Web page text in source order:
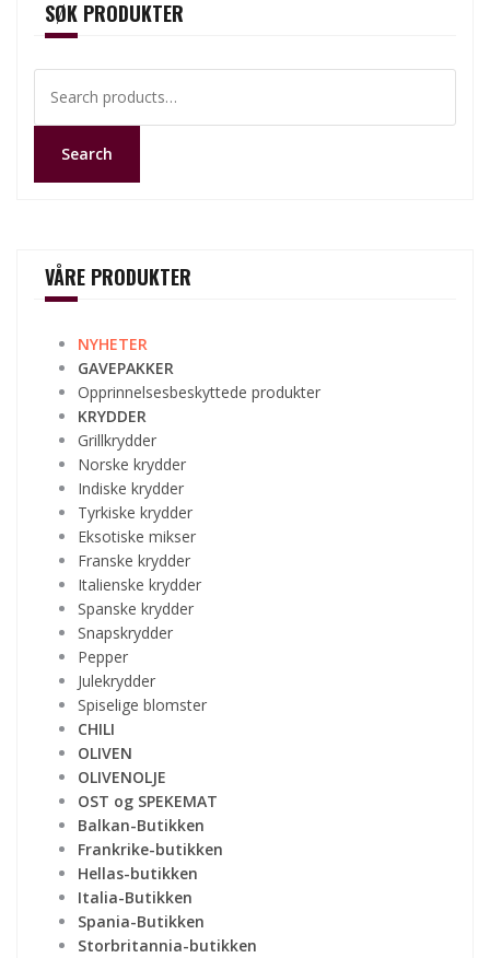
SØK PRODUKTER
for:
Search
VÅRE PRODUKTER
NYHETER
GAVEPAKKER
Opprinnelsesbeskyttede produkter
KRYDDER
Grillkrydder
Norske krydder
Indiske krydder
Tyrkiske krydder
Eksotiske mikser
Franske krydder
Italienske krydder
Spanske krydder
Snapskrydder
Pepper
Julekrydder
Spiselige blomster
CHILI
OLIVEN
OLIVENOLJE
OST og SPEKEMAT
Balkan-Butikken
Frankrike-butikken
Hellas-butikken
Italia-Butikken
Spania-Butikken
Storbritannia-butikken